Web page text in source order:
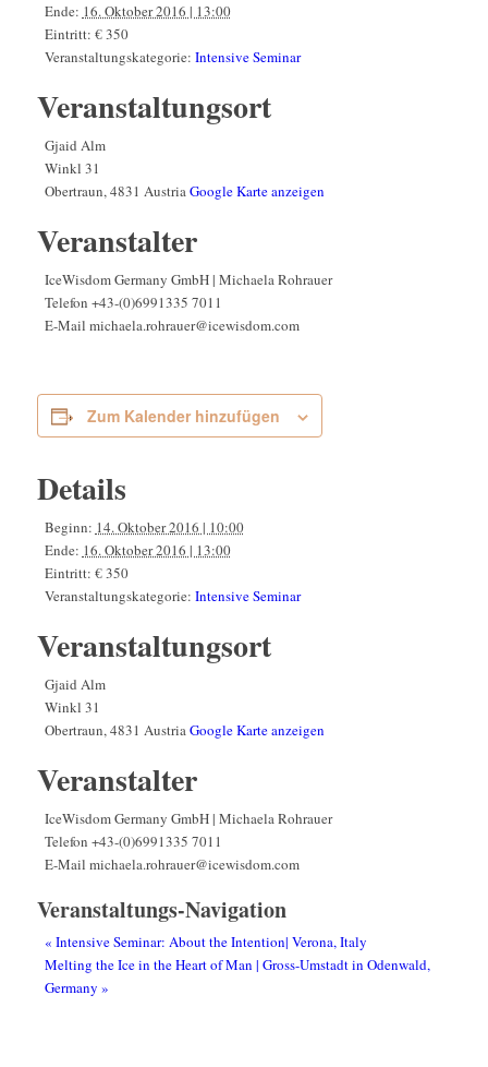
Ende: 16. Oktober 2016 | 13:00
Eintritt: € 350
Veranstaltungskategorie: Intensive Seminar
Veranstaltungsort
Gjaid Alm
Winkl 31
Obertraun,4831 AustriaGoogle Karte anzeigen
Veranstalter
IceWisdom Germany GmbH | Michaela Rohrauer
Telefon +43-(0)6991335 7011
E-Mail michaela.rohrauer@icewisdom.com
Zum Kalender hinzufügen
Details
Beginn: 14. Oktober 2016 | 10:00
Ende: 16. Oktober 2016 | 13:00
Eintritt: € 350
Veranstaltungskategorie: Intensive Seminar
Veranstaltungsort
Gjaid Alm
Winkl 31
Obertraun,4831 AustriaGoogle Karte anzeigen
Veranstalter
IceWisdom Germany GmbH | Michaela Rohrauer
Telefon +43-(0)6991335 7011
E-Mail michaela.rohrauer@icewisdom.com
Veranstaltungs-Navigation
« Intensive Seminar: About the Intention| Verona, Italy
Melting the Ice in the Heart of Man | Gross-Umstadt in Odenwald,
Germany »